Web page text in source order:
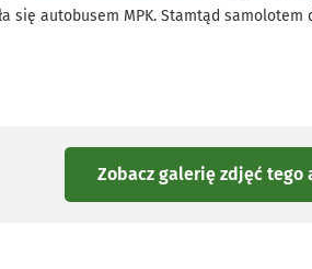
się autobusem MPK. Stamtąd samolotem
Zobacz galerię zdjęć tego